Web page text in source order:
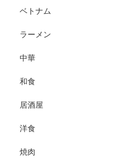
ベトナム
ラーメン
中華
和食
居酒屋
洋食
焼肉